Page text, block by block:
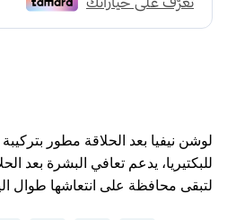
لوشن نيفيا بعد الحلاقة مطور
للبكتيريا، يدعم تعافي البشرة بعد
لتبقى محافظة على انتعاشها طوال